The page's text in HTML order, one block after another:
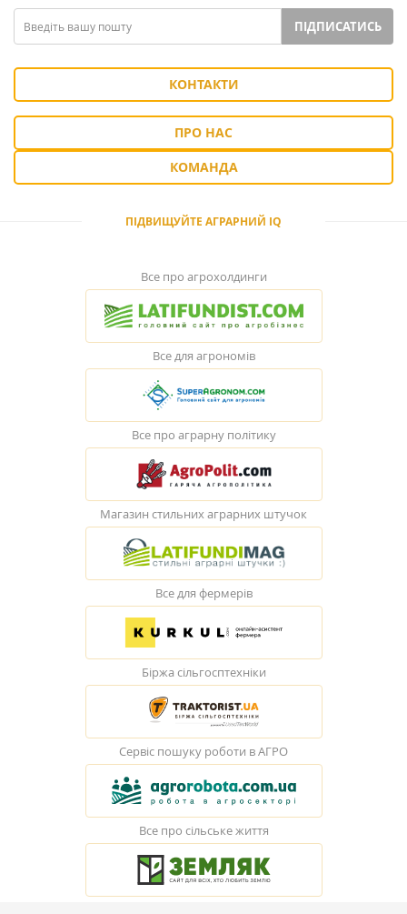
ПІДПИСАТИСЬ
КОНТАКТИ
ПРО НАС
КОМАНДА
ПІДВИЩУЙТЕ АГРАРНИЙ IQ
Все про агрохолдинги
Все для агрономів
Все про аграрну політику
Магазин стильних аграрних штучок
Все для фермерів
Біржа сільгосптехніки
Сервіс пошуку роботи в АГРО
Все про сільське життя